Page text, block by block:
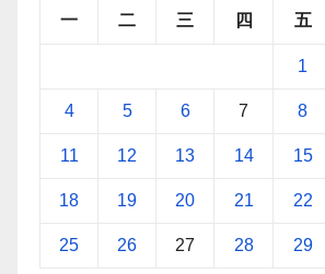
一 二 三 四 五
1
4 5 6 7 8
11 12 13 14 15
18 19 20 21 22
25 26 27 28 29